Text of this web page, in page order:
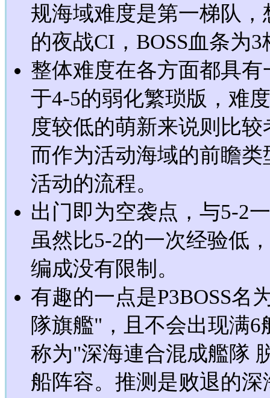
规海域难度是第一梯队
的夜战CI，BOSS血条为3
整体难度在各方面都具
于4-5的弱化繁琐版，难
度较低的萌新来说则比
而作为活动海域的前瞻
活动的流程。
出门即为空袭点，与5-2
虽然比5-2的一次经验低
编成没有限制。
有趣的一点是P3BOSS名
隊旗艦"，且不会出现满
称为"深海連合混成艦隊
船阵容。推测是败退的